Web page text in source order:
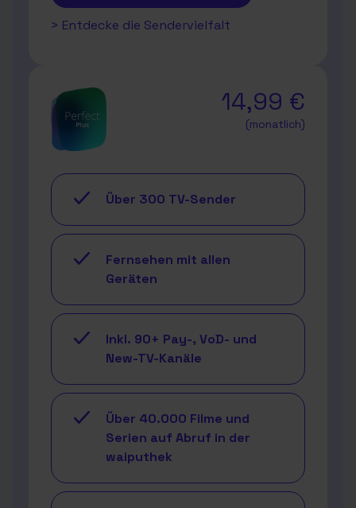
> Entdecke die Sendervielfalt
14,99 €
(monatlich)
Über 300 TV-Sender
Fernsehen mit allen
Geräten
Inkl. 90+ Pay-, VoD- und
New-TV-Kanäle
Über 40.000 Filme und
Serien auf Abruf in der
waiputhek